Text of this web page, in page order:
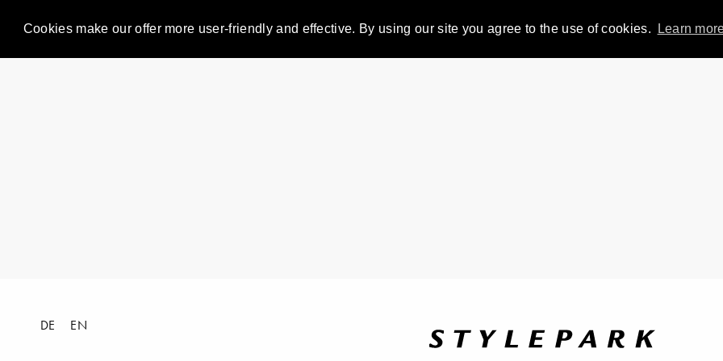
Cookies make our offer more user-friendly and effective. By using our site you agree to the use of cookies. Learn
DE EN